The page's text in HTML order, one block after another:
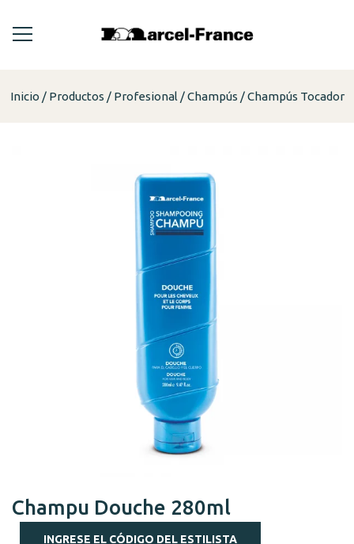
Inicio Productos Profesional Champús Champús Tocador
Champu Douche 280ml
INGRESE EL CÓDIGO DEL ESTILISTA